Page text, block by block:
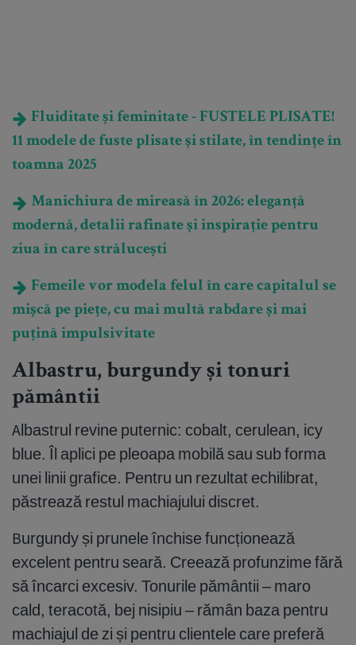
Fluiditate și feminitate - FUSTELE PLISATE!
11 modele de fuste plisate și stilate, în tendințe în
toamna 2025
Manichiura de mireasă în 2026: eleganță
modernă, detalii rafinate și inspirație pentru
ziua în care strălucești
Femeile vor modela felul în care capitalul se
mișcă pe piețe, cu mai multă rabdare și mai
puțină impulsivitate
Albastru, burgundy și tonuri
pământii
Albastrul revine puternic: cobalt, cerulean, icy
blue. Îl aplici pe pleoapa mobilă sau sub forma
unei linii grafice. Pentru un rezultat echilibrat,
păstrează restul machiajului discret.
Burgundy și prunele închise funcționează
excelent pentru seară. Creează profunzime fără
să încarci excesiv. Tonurile pământii – maro
cald, teracotă, bej nisipiu – rămân baza pentru
machiajul de zi și pentru clientele care preferă